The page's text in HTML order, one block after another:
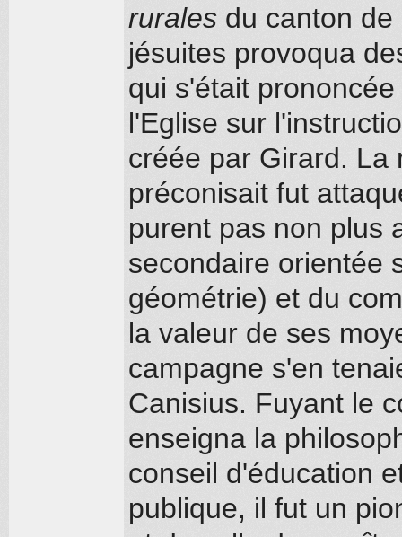
rurales du canton
jésuites provoqua
qui s'était
l'Eglise sur
créée par Girard. La
préconisait fut
purent pas non plus
secondaire orientée
géométrie) et du
la valeur de ses
campagne s'en
Canisius. Fuyant le
enseigna la
conseil d'éducation
publique, il fut un